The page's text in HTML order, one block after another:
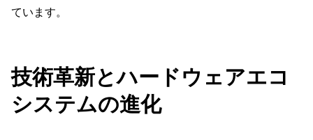
ています。
技術革新とハードウェアエコ
システムの進化